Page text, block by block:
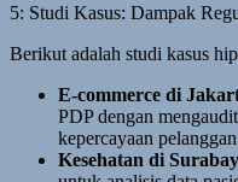
5: Studi Kasus: Dampak
Berikut adalah studi kasus
E-commerce di
PDP dengan
kepercayaan
Kesehatan di